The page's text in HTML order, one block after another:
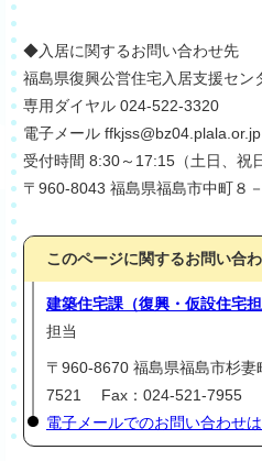
◆入居に関するお問い合わせ先
福島県復興公営住宅入居支援セン
専用ダイヤル 024-522-3320
電子メール
受付時間 8:30～17:15（土日、祝
〒960-8043 福島県福島市中町８
このページに関するお問い合
建築住宅課（復興・仮設住宅担
担当
〒960-8670 福島県福島市杉
7521 Fax：024-521-7955
電子メールでのお問い合わせ